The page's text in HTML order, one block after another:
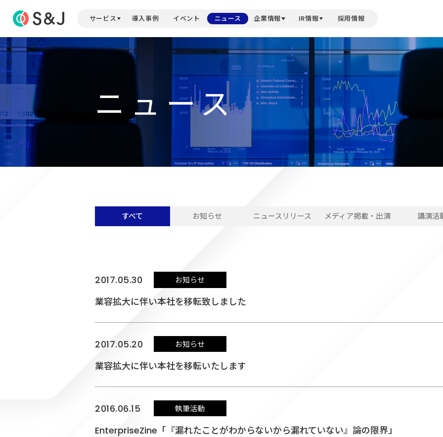
サービス 導入事例 イベント ニュース 企業情報 IR情報 採用情報
ニュース
すべて お知らせ ニュースリリース メディア掲載・出演 講演活
2017.05.30 お知らせ
業容拡大に伴い本社を移転致しました
2017.05.20 お知らせ
業容拡大に伴い本社を移転いたします
2016.06.15 執筆活動
EnterpriseZine「『漏れたことがわからないから漏れていない』論の限界」